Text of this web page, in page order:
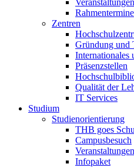
Veranstaltungen
Rahmentermine
Zentren
Gründung und
Internationales
Präsenzstellen
Qualität der
IT Services
Studium
Studienorientierung
THB goes
Campusbesuch
Infopaket